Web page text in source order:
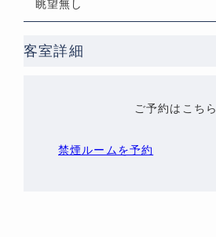
眺望無し
客室詳細
ご予約はこちら
禁煙ルームを予約